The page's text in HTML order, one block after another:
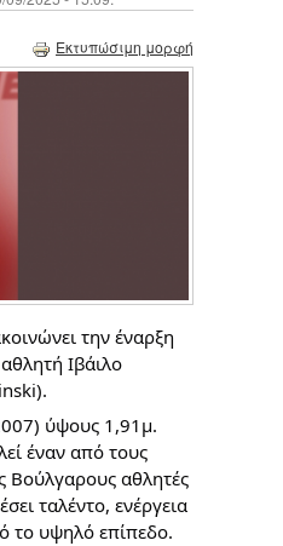
Εκτυπώσιμη μορφή
την έναρξη
Ιβάιλο
ύψους 1,91μ.
έναν από τους
Βούλγαρους αθλητές
ταλέντο, ενέργεια
το υψηλό επίπεδο.